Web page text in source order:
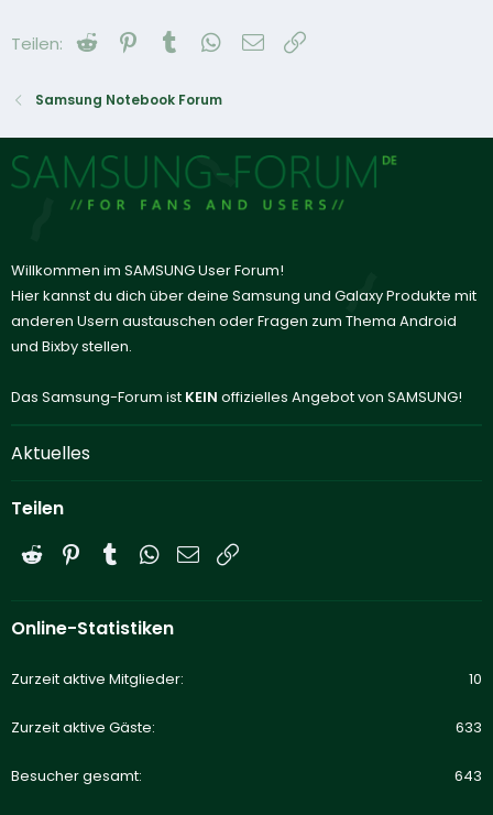
Teilen: Reddit Pinterest
Tumblr WhatsApp
E-Mail
Samsung Notebook Forum
Willkommen im SAMSUNG User Forum!
Hier kannst du dich über deine Samsung und Galaxy Produkte mit
anderen Usern austauschen oder Fragen zum Thema Android
und Bixby stellen.
Das Samsung-Forum ist KEIN offizielles Angebot von SAMSUNG!
Aktuelles
Teilen
Reddit PinterestTumblrWhatsApp
E-Mail
Online-Statistiken
Zurzeit aktive Mitglieder 10
Zurzeit aktive Gäste 633
Besucher gesamt 643